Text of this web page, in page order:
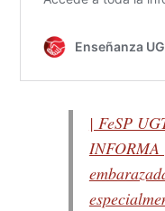
| FeSP
INFORMA